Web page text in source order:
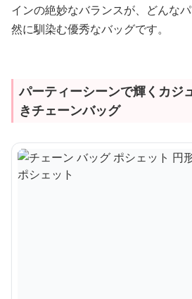
インの絶妙なバランスが、どんな
然に馴染む優秀なバッグです。
パーティーシーンで輝くカジ
きチェーンバッグ